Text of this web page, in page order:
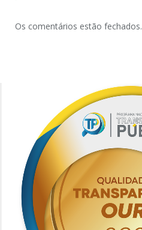
Os comentários estão fechados.